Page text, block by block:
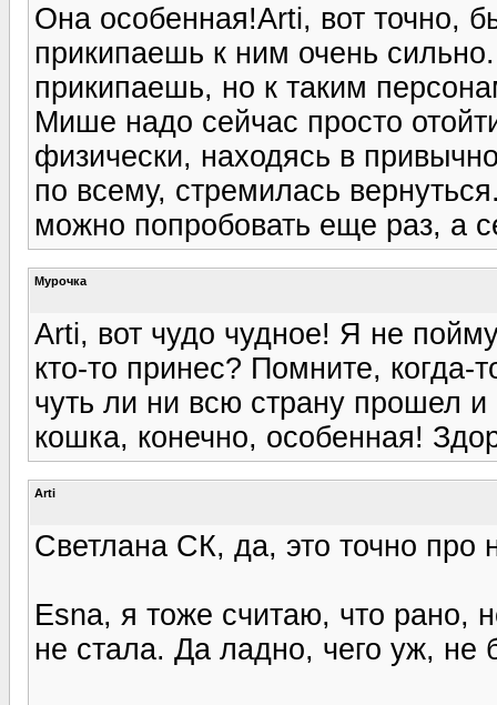
Она особенная!Arti, вот точно,
прикипаешь к ним очень
прикипаешь, но к таким
Мише надо сейчас просто
физически, находясь в
по всему, стремилась
можно попробовать еще раз, а
Мурочка
Arti, вот чудо чудное! Я не
кто-то принес? Помните, когда-
чуть ли ни всю страну прошел
кошка, конечно, особенная!
Arti
Светлана СК, да, это точно про
Esna, я тоже считаю, что рано,
не стала. Да ладно, чего уж, не